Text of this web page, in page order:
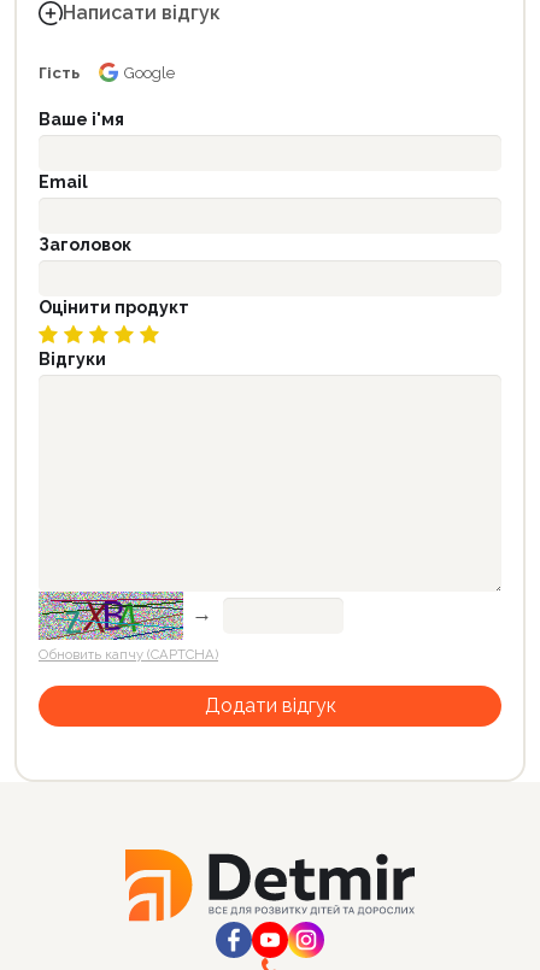
Написати відгук
Гість Google
Ваше і'мя
Email
Заголовок
Оцінити продукт
Відгуки
→
Обновить капчу (CAPTCHA)